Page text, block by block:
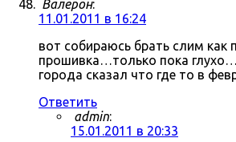
Валерон:
11.01.2011 в 16:24
вот собираюсь брать слим как
прошивка…только пока
города сказал что где то в
Ответить
admin:
15.01.2011 в 20:33